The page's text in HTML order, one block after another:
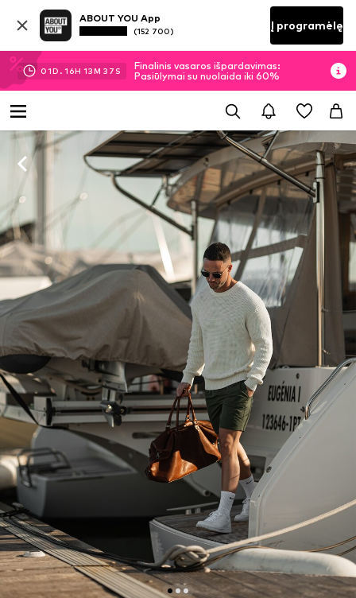
ABOUT YOU App
(152 700) Į programėlę
01D. 16H 13M 36 S
Finalinis vasaros išpardavimas:
Pasiūlymai su nuolaida iki 60%